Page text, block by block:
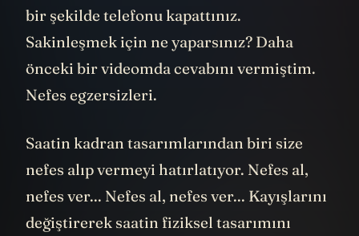
bir şekilde telefonu kapattınız.
Sakinleşmek için ne yaparsınız? Daha
önceki bir videomda cevabını vermiştim.
Nefes egzersizleri.
Saatin kadran tasarımlarından biri size
nefes alıp vermeyi hatırlatıyor. Nefes al,
nefes ver... Nefes al, nefes ver... Kayışlarını
değiştirerek saatin fiziksel tasarımını